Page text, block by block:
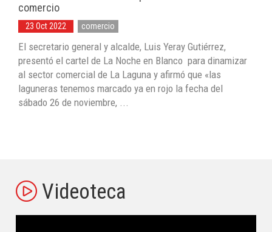
comercio
23 Oct 2022 comercio
El secretario general y alcalde, Luis Yeray Gutiérrez,
presentó el cartel de La Noche en Blanco para dinamizar
al sector comercial de La Laguna y afirmó que «las
laguneras tenemos marcado ya en rojo la fecha del
sábado 26 de noviembre, ...
Videoteca